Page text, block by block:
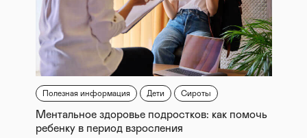
Полезная информация Дети Сироты
Ментальное здоровье подростков: как помочь
ребенку в период взросления